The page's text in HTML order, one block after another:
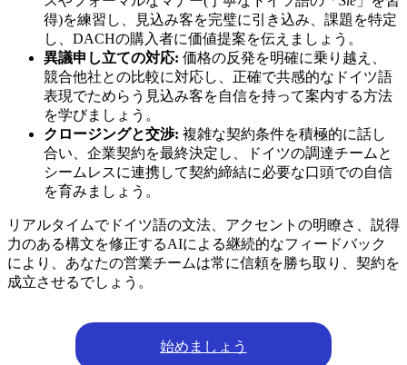
得)を練習し、見込み客を完璧に引き込み、課題を特定
し、DACHの購入者に価値提案を伝えましょう。
異議申し立ての対応: 価格の反発を明確に乗り越え、
競合他社との比較に対応し、正確で共感的なドイツ語
表現でためらう見込み客を自信を持って案内する方法
を学びましょう。
クロージングと交渉: 複雑な契約条件を積極的に話し
合い、企業契約を最終決定し、ドイツの調達チームと
シームレスに連携して契約締結に必要な口頭での自信
を育みましょう。
リアルタイムでドイツ語の文法、アクセントの明瞭さ、説得
力のある構文を修正するAIによる継続的なフィードバック
により、あなたの営業チームは常に信頼を勝ち取り、契約を
成立させるでしょう。
始めましょう